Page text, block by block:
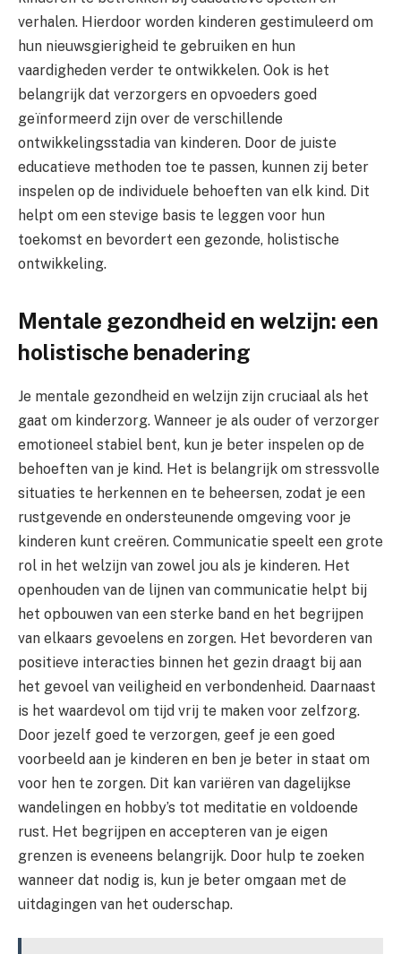
verhalen. Hierdoor worden kinderen gestimuleerd om
hun nieuwsgierigheid te gebruiken en hun
vaardigheden verder te ontwikkelen. Ook is het
belangrijk dat verzorgers en opvoeders goed
geïnformeerd zijn over de verschillende
ontwikkelingsstadia van kinderen. Door de juiste
educatieve methoden toe te passen, kunnen zij beter
inspelen op de individuele behoeften van elk kind. Dit
helpt om een stevige basis te leggen voor hun
toekomst en bevordert een gezonde, holistische
ontwikkeling.
Mentale gezondheid en welzijn: een
holistische benadering
Je mentale gezondheid en welzijn zijn cruciaal als het
gaat om kinderzorg. Wanneer je als ouder of verzorger
emotioneel stabiel bent, kun je beter inspelen op de
behoeften van je kind. Het is belangrijk om stressvolle
situaties te herkennen en te beheersen, zodat je een
rustgevende en ondersteunende omgeving voor je
kinderen kunt creëren. Communicatie speelt een grote
rol in het welzijn van zowel jou als je kinderen. Het
openhouden van de lijnen van communicatie helpt bij
het opbouwen van een sterke band en het begrijpen
van elkaars gevoelens en zorgen. Het bevorderen van
positieve interacties binnen het gezin draagt bij aan
het gevoel van veiligheid en verbondenheid. Daarnaast
is het waardevol om tijd vrij te maken voor zelfzorg.
Door jezelf goed te verzorgen, geef je een goed
voorbeeld aan je kinderen en ben je beter in staat om
voor hen te zorgen. Dit kan variëren van dagelijkse
wandelingen en hobby’s tot meditatie en voldoende
rust. Het begrijpen en accepteren van je eigen
grenzen is eveneens belangrijk. Door hulp te zoeken
wanneer dat nodig is, kun je beter omgaan met de
uitdagingen van het ouderschap.